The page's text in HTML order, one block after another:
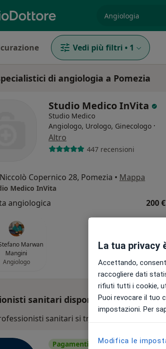
Vedi più filtri • 1
di angiologia a Pomezia
Studio Medico InVita
Studio Medico
Angiologo, Urologo, Ginecologo ·
Altro
447 recensioni
Copernico 28, Pomezia • Mappa
Medico InVita
angiologica 200 €
Marwan
Mangini
Angiologo
sanitari disponibili
sanitari si trovano fuori Pomezia,
Pagamenti online
La tua privacy
Accettando,
raccogliere dati
rifiuti tutti i cookie,
Puoi revocare il tuo
impostazioni. Per
Modifica le